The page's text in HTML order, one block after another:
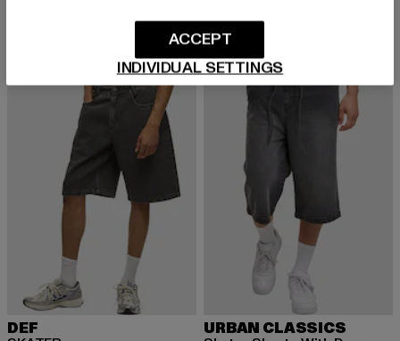
DEF
-11%
URBAN CLASSICS
INDIVIDUAL SETTINGS
ACCEPT